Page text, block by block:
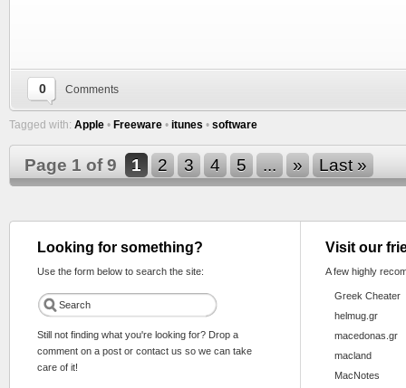
0 Comments
Tagged with: Apple • Freeware • itunes • software
Page 1 of 9 1 2 3 4 5 ... » Last »
Looking for something?
Use the form below to search the site:
Still not finding what you're looking for? Drop a
comment on a post or contact us so we can take
care of it!
Visit our
A few highly
Greek Cheater
helmug.gr
macedonas.gr
macland
MacNotes